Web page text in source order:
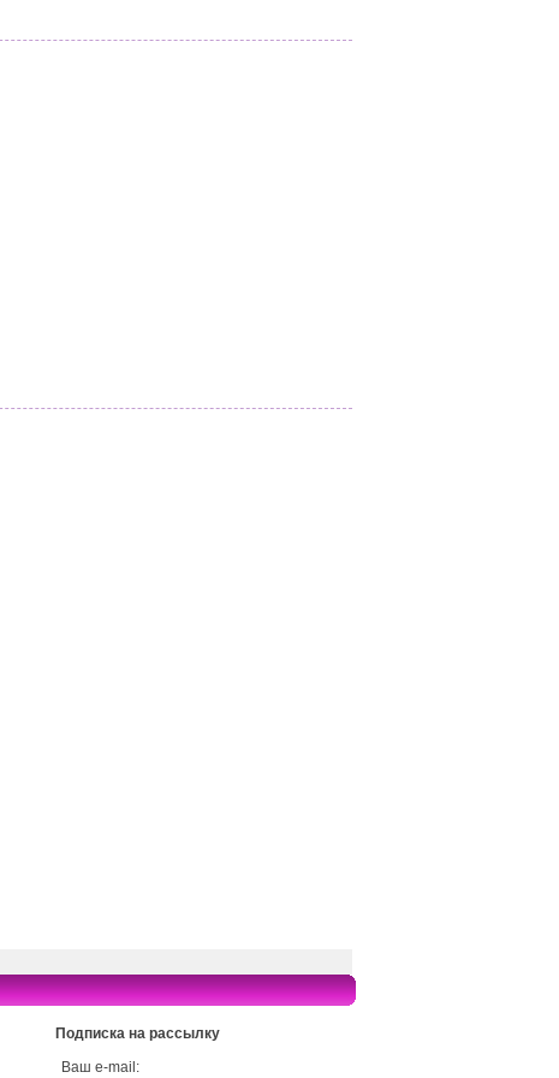
Подписка на рассылку
Ваш e-mail: